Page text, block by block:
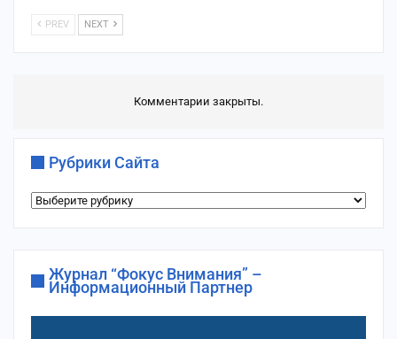
PREV NEXT
Комментарии закрыты.
Рубрики Сайта
Рубрики
Журнал “Фокус Внимания” –
Информационный Партнер